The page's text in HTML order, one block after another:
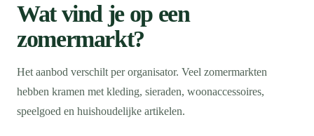
Wat vind je op een
zomermarkt?
Het aanbod verschilt per organisator. Veel zomermarkten
hebben kramen met kleding, sieraden, woonaccessoires,
speelgoed en huishoudelijke artikelen.